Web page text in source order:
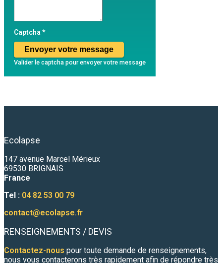
Captcha *
Envoyer votre message
Valider le captcha pour envoyer votre message
Ecolapse
147 avenue Marcel Mérieux
69530 BRIGNAIS
France
Tel : 04 82 53 00 79
contact@ecolapse.fr
RENSEIGNEMENTS / DEVIS
Contactez-nous pour toute demande de renseignements,
nous vous contacterons très rapidement afin de répondre très